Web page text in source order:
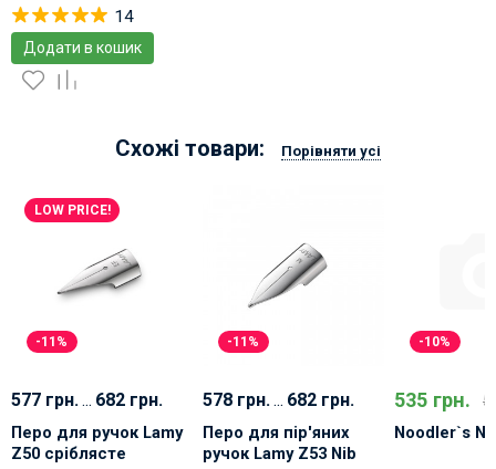
14
Додати в кошик
Схожі товари: Порівняти усі
LOW PRICE!
-11%
577 грн.... 682 грн.
Перо для ручок Lamy
Z50 сріблясте
-11%
578 грн.... 682 грн.
Перо для пір'яних
ручок Lamy Z53 Nib
-10%
535 грн.
Noodler`s